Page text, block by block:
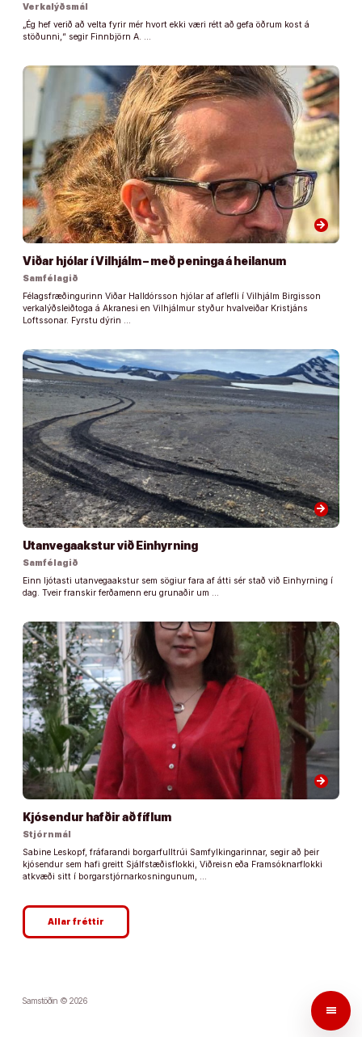
menu
Verkalýðsmál
„Ég hef verið að velta fyrir mér hvort ekki væri rétt að gefa öðrum kost á
stöðunni,“ segir Finnbjörn A. …
arrow_forward
Viðar hjólar í Vilhjálm – með peninga á heilanum
Samfélagið
Félagsfræðingurinn Viðar Halldórsson hjólar af aflefli í Vilhjálm Birgisson
verkalýðsleiðtoga á Akranesi en Vilhjálmur styður hvalveiðar Kristjáns
Loftssonar. Fyrstu dýrin …
arrow_forward
Utanvegaakstur við Einhyrning
Samfélagið
Einn ljótasti utanvegaakstur sem sögiur fara af átti sér stað við Einhyrning í
dag. Tveir franskir ferðamenn eru grunaðir um …
arrow_forward
Kjósendur hafðir að fíflum
Stjórnmál
Sabine Leskopf, fráfarandi borgarfulltrúi Samfylkingarinnar, segir að þeir
kjósendur sem hafi greitt Sjálfstæðisflokki, Viðreisn eða Framsóknarflokki
atkvæði sitt í borgarstjórnarkosningunum, …
Allar fréttir
Samstöðin © 2026